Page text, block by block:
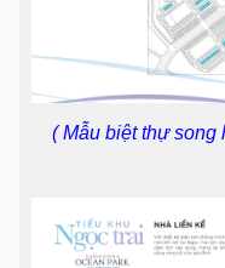
( Mẫu biệt thự song